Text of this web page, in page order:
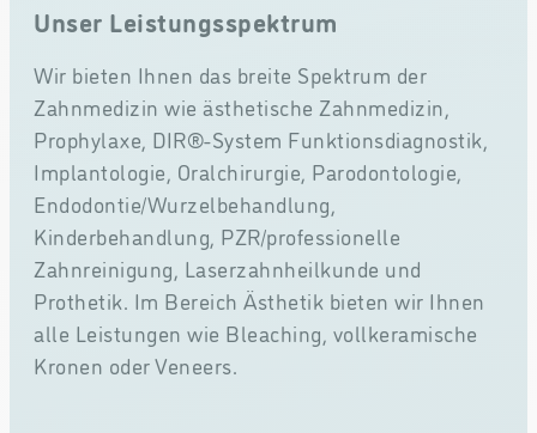
Unser Leistungsspektrum
Wir bieten Ihnen das breite Spektrum der
Zahnmedizin wie ästhetische Zahnmedizin,
Prophylaxe, DIR®-System Funktionsdiagnostik,
Implantologie, Oralchirurgie, Parodontologie,
Endodontie/Wurzelbehandlung,
Kinderbehandlung, PZR/professionelle
Zahnreinigung, Laserzahnheilkunde und
Prothetik. Im Bereich Ästhetik bieten wir Ihnen
alle Leistungen wie Bleaching, vollkeramische
Kronen oder Veneers.